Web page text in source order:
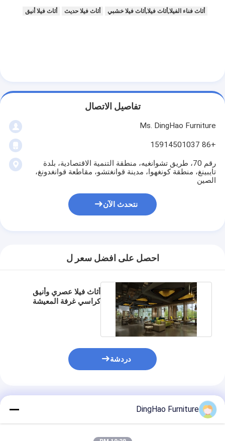
أثاث فناء الفيلا,أثاث فيلا,أثاث فيلا خشبي أثاث فيلا حديث أثاث فيلا أنيق
تفاصيل الاتصال
Ms. DingHao Furniture
+86 15914501037
رقم 70، طريق تشوانغيه، منطقة التنمية الاقتصادية، بلدة
تايبينغ، منطقة كونغهوا، مدينة قوانغتشو، مقاطعة قوانغدونغ،
الصين
نتحدث الآن
احصل على افضل سعر ل
أثاث فيلا عصري وأنيق
كراسي غرفة المعيشة
دردشة
المنتجات الموصى بها
DingHao Furniture